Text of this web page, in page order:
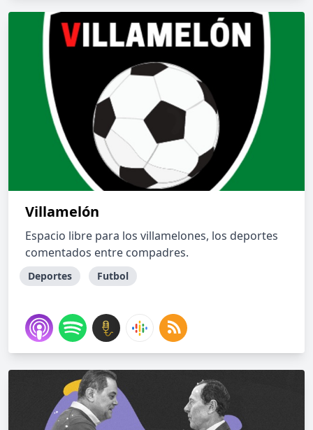
Villamelón
Espacio libre para los villamelones, los deportes
comentados entre compadres.
Deportes Futbol